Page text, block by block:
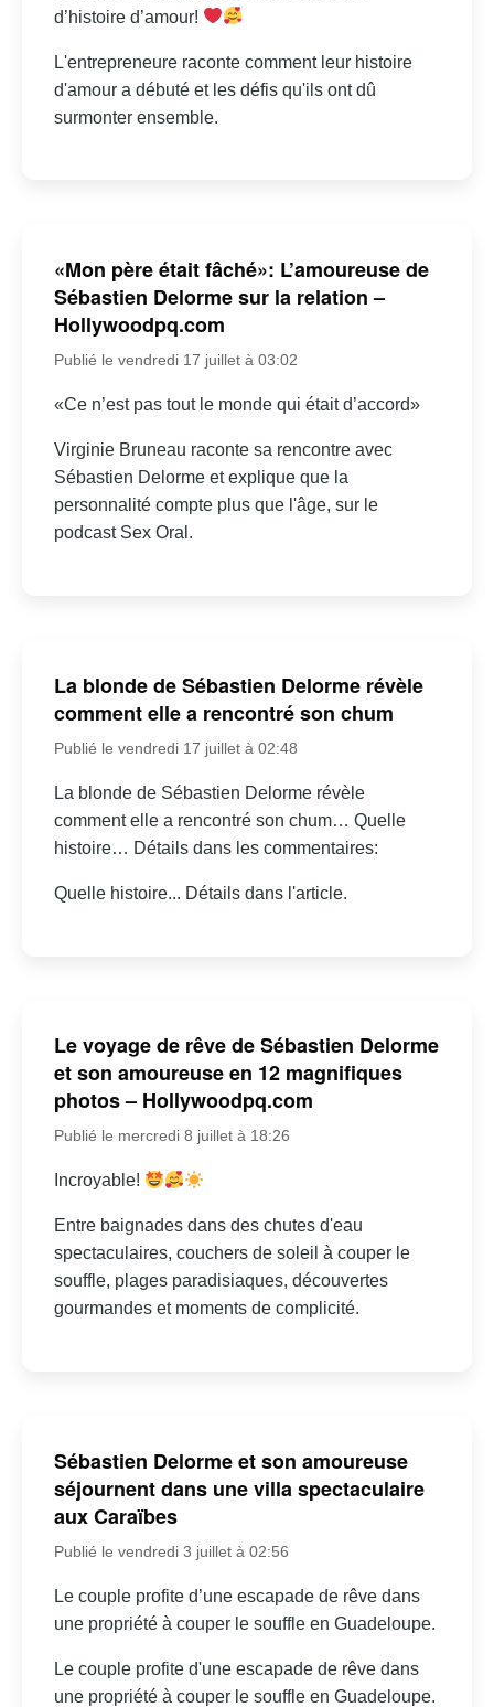
d’histoire d’amour!
L'entrepreneure raconte comment leur histoire
d'amour a débuté et les défis qu'ils ont dû
surmonter ensemble.
«Mon père était fâché»: L’amoureuse de
Sébastien Delorme sur la relation –
Hollywoodpq.com
Publié le vendredi 17 juillet à 03:02
«Ce n’est pas tout le monde qui était d’accord»
Virginie Bruneau raconte sa rencontre avec
Sébastien Delorme et explique que la
personnalité compte plus que l'âge, sur le
podcast Sex Oral.
La blonde de Sébastien Delorme révèle
comment elle a rencontré son chum
Publié le vendredi 17 juillet à 02:48
La blonde de Sébastien Delorme révèle
comment elle a rencontré son chum… Quelle
histoire… Détails dans les commentaires:
Quelle histoire... Détails dans l'article.
Le voyage de rêve de Sébastien Delorme
et son amoureuse en 12 magnifiques
photos – Hollywoodpq.com
Publié le mercredi 8 juillet à 18:26
Incroyable!
Entre baignades dans des chutes d'eau
spectaculaires, couchers de soleil à couper le
souffle, plages paradisiaques, découvertes
gourmandes et moments de complicité.
Sébastien Delorme et son amoureuse
séjournent dans une villa spectaculaire
aux Caraïbes
Publié le vendredi 3 juillet à 02:56
Le couple profite d’une escapade de rêve dans
une propriété à couper le souffle en Guadeloupe.
Le couple profite d'une escapade de rêve dans
une propriété à couper le souffle en Guadeloupe.